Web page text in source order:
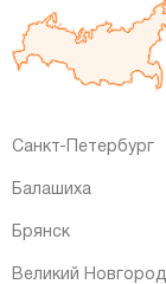
Санкт-Петербург
Балашиха
Брянск
Великий Новгород